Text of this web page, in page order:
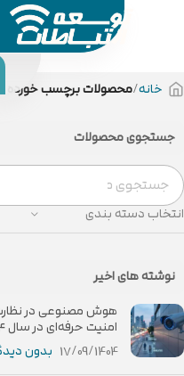
خانه محصولات برچسب خورده
جستجوی محصولات
انتخاب دسته بندی
نوشته های اخیر
هوش مصنوعی در
امنیت حرفه‌ای در سال ۲۰۲۴
17/09/1404 بدون